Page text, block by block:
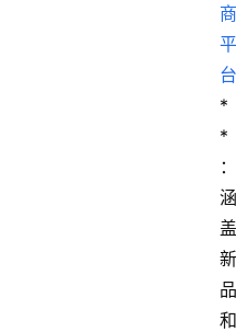
商
平
台
*
*
：
涵
盖
新
品
和